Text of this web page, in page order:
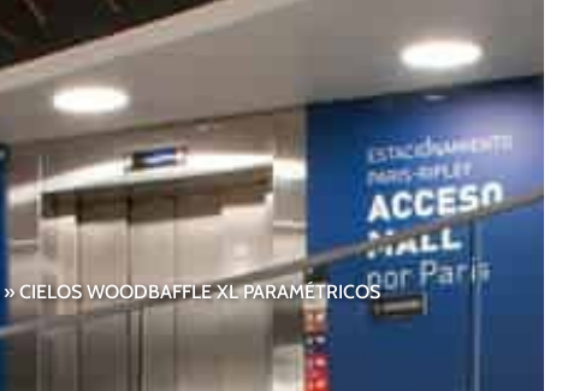
»CIELOS WOODBAFFLE XL PARAMÉTRICOS